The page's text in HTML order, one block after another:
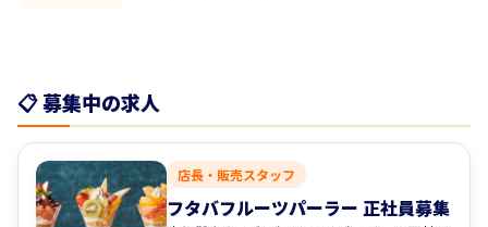
📋 募集中の求人
店長・販売スタッフ
フタバフルーツパーラー 正社員募集